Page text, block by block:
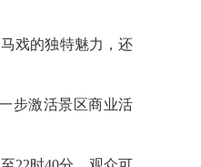
戏的独特魅力，还
步激活景区商业活